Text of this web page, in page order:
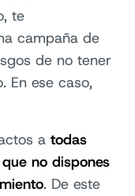
te
campaña de
de no tener
En ese caso,
a todas
no dispones
. De este